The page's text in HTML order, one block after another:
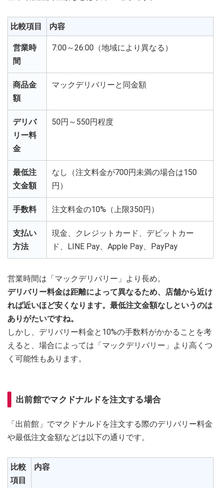
比較項目 内容
営業時
間
7:00～26:00（地域により異なる）
商品金
額
マックデリバリーと同金額
デリバ
リー料
金
50円～550円程度
最低注
文金額
なし（注文料金が700円未満の場合は150
円）
手数料 注文料金の10%（上限350円）
支払い
方法
現金、クレジットカード、デビットカー
ド、LINE Pay、Apple Pay、PayPay
営業時間は「マックデリバリー」より長め。
デリバリー料金は距離によって異なるため、店舗から近け
れば近いほど安くなります。最低注文金額なしというのは
ありがたいですね。
しかし、デリバリー料金と10%の手数料がかかることを考
えると、場合によっては「マックデリバリー」より高くつ
く可能性もあります。
出前館でマクドナルドを注文する場合
「出前館」でマクドナルドを注文する際のデリバリー料金
や最低注文金額などは以下の通りです。
比較
項目
内容